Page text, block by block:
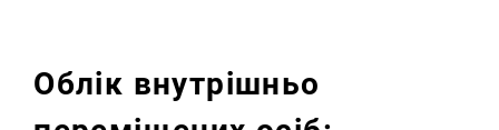
Облік внутрішньо